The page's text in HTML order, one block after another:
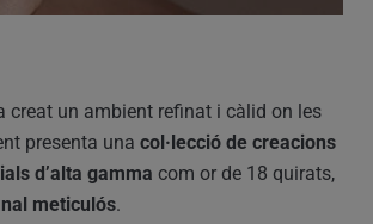
creat un ambient refinat i càlid on les
presenta una col·lecció de creacions
d’alta gamma com or de 18 quirats,
meticulós.